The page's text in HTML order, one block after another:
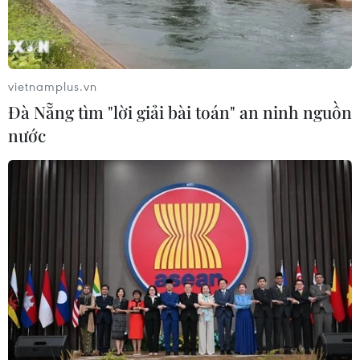
Xem thêm
CƠ QUAN CHỦ QUẢN: THÔNG TẤN XÃ VIỆT NAM
Tổng Biên tập: TRẦN TIẾN DUẨN
Phó Tổng Biên tập: NGUYỄN THỊ TÁM, KHÚC THANH
Sở hữu trí tuệ
Quy định sử dụng
RSS
Hỗ trợ
Ngôn ngữ
TTXVN
Dịch vụ tin
Quảng cáo
vietnamplus.vn
Đà Nẵng tìm "lời giải bài toán" an ninh nguồn
nước